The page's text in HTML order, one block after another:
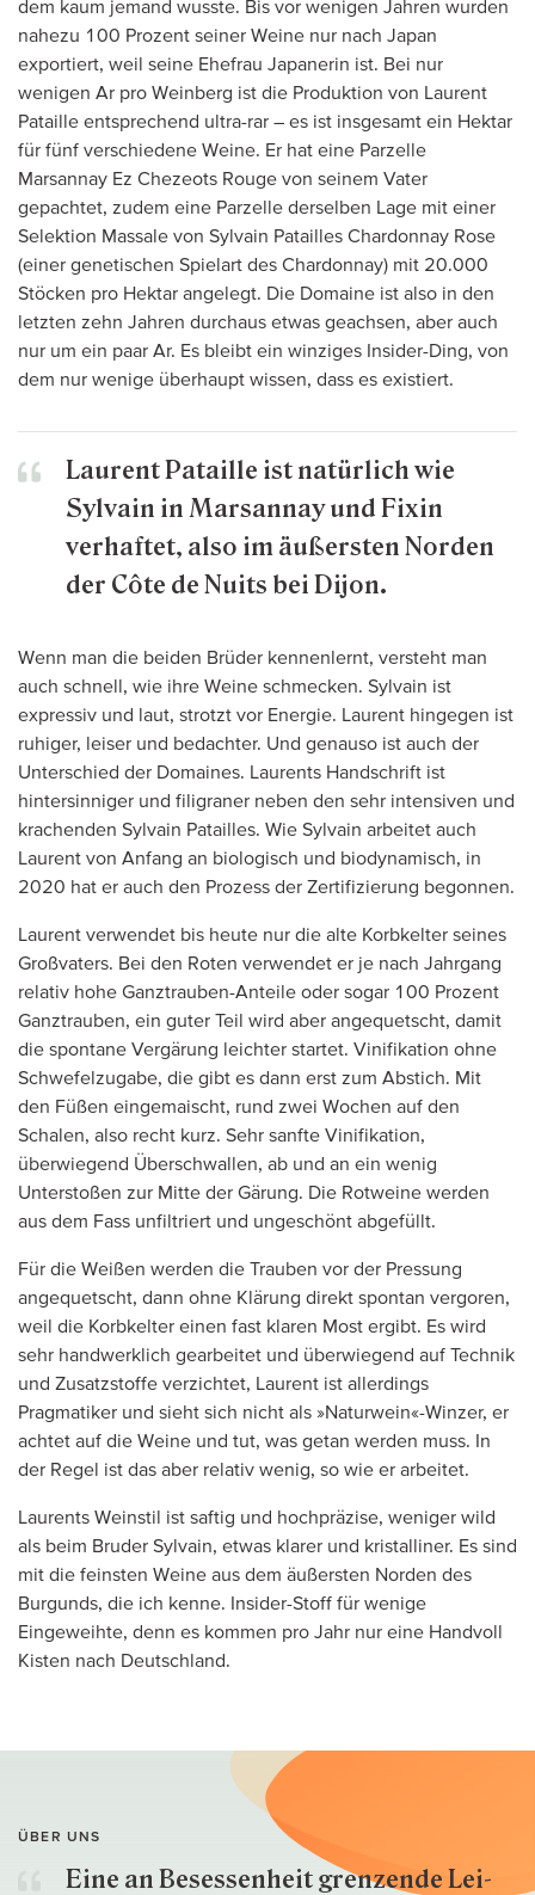
dem kaum jemand wusste. Bis vor wenigen Jahren wurden
nahezu 100 Prozent seiner Weine nur nach Japan
exportiert, weil seine Ehefrau Japanerin ist. Bei nur
wenigen Ar pro Weinberg ist die Produktion von Laurent
Pataille entsprechend ultra-rar – es ist insgesamt ein Hektar
für fünf verschiedene Weine. Er hat eine Parzelle
Marsannay Ez Chezeots Rouge von seinem Vater
gepachtet, zudem eine Parzelle derselben Lage mit einer
Selektion Massale von Sylvain Patailles Chardonnay Rose
(einer genetischen Spielart des Chardonnay) mit 20.000
Stöcken pro Hektar angelegt. Die Domaine ist also in den
letzten zehn Jahren durchaus etwas geachsen, aber auch
nur um ein paar Ar. Es bleibt ein winziges Insider-Ding, von
dem nur wenige überhaupt wissen, dass es existiert.
Laurent Pataille ist natürlich wie
Sylvain in Marsannay und Fixin
verhaftet, also im äußersten Norden
der Côte de Nuits bei Dijon.
Wenn man die beiden Brüder kennenlernt, versteht man
auch schnell, wie ihre Weine schmecken. Sylvain ist
expressiv und laut, strotzt vor Energie. Laurent hingegen ist
ruhiger, leiser und bedachter. Und genauso ist auch der
Unterschied der Domaines. Laurents Handschrift ist
hintersinniger und filigraner neben den sehr intensiven und
krachenden Sylvain Patailles. Wie Sylvain arbeitet auch
Laurent von Anfang an biologisch und biodynamisch, in
2020 hat er auch den Prozess der Zertifizierung begonnen.
Laurent verwendet bis heute nur die alte Korbkelter seines
Großvaters. Bei den Roten verwendet er je nach Jahrgang
relativ hohe Ganztrauben-Anteile oder sogar 100 Prozent
Ganztrauben, ein guter Teil wird aber angequetscht, damit
die spontane Vergärung leichter startet. Vinifikation ohne
Schwefelzugabe, die gibt es dann erst zum Abstich. Mit
den Füßen eingemaischt, rund zwei Wochen auf den
Schalen, also recht kurz. Sehr sanfte Vinifikation,
überwiegend Überschwallen, ab und an ein wenig
Unterstoßen zur Mitte der Gärung. Die Rotweine werden
aus dem Fass unfiltriert und ungeschönt abgefüllt.
Für die Weißen werden die Trauben vor der Pressung
angequetscht, dann ohne Klärung direkt spontan vergoren,
weil die Korbkelter einen fast klaren Most ergibt. Es wird
sehr handwerklich gearbeitet und überwiegend auf Technik
und Zusatzstoffe verzichtet, Laurent ist allerdings
Pragmatiker und sieht sich nicht als »Naturwein«-Winzer, er
achtet auf die Weine und tut, was getan werden muss. In
der Regel ist das aber relativ wenig, so wie er arbeitet.
Laurents Weinstil ist saftig und hochpräzise, weniger wild
als beim Bruder Sylvain, etwas klarer und kristalliner. Es sind
mit die feinsten Weine aus dem äußersten Norden des
Burgunds, die ich kenne. Insider-Stoff für wenige
Eingeweihte, denn es kommen pro Jahr nur eine Handvoll
Kisten nach Deutschland.
ÜBER UNS
Eine an Besessenheit gren­zende Lei­